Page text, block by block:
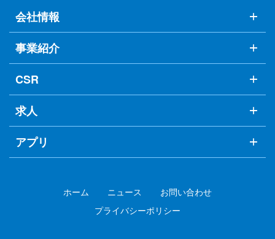
会社情報
事業紹介
CSR
求人
アプリ
ホーム ニュース
お問い合わせ
プライバシーポリシー